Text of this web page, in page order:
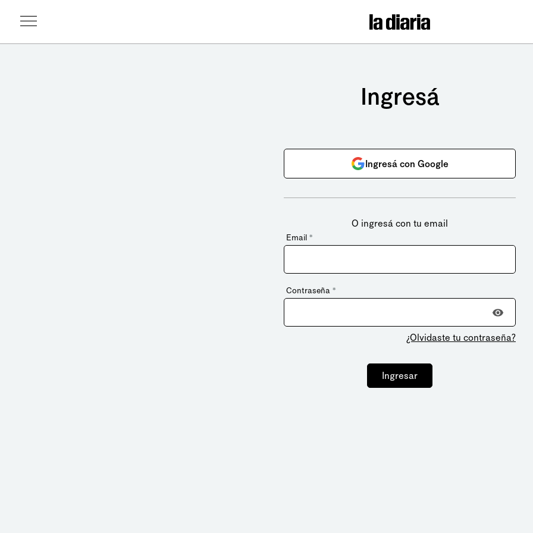
Ingresá
Ingresá con Google
O ingresá con tu email
Email *
Contraseña *
¿Olvidaste tu contraseña?
Ingresar